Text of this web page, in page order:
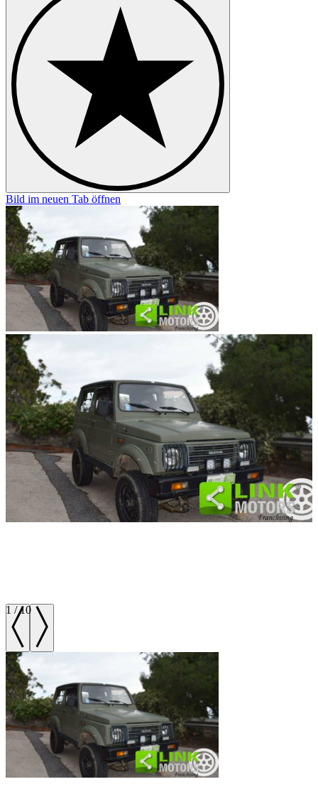
Bild im neuen Tab öffnen
1 /10